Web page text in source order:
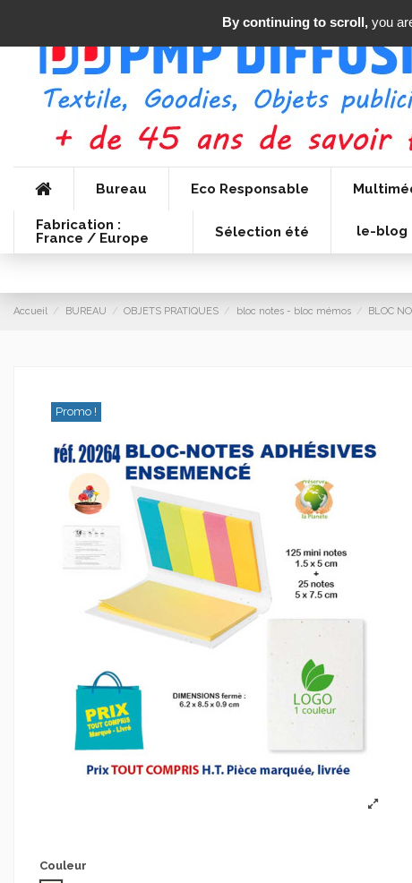
Bureau Eco Responsable
Fabrication :
France / Europe
Sélection été le-blog
Accueil BUREAU OBJETS PRATIQUES bloc notes - bloc mémos BLOC
Promo !
Couleur
By continuing to scroll,you